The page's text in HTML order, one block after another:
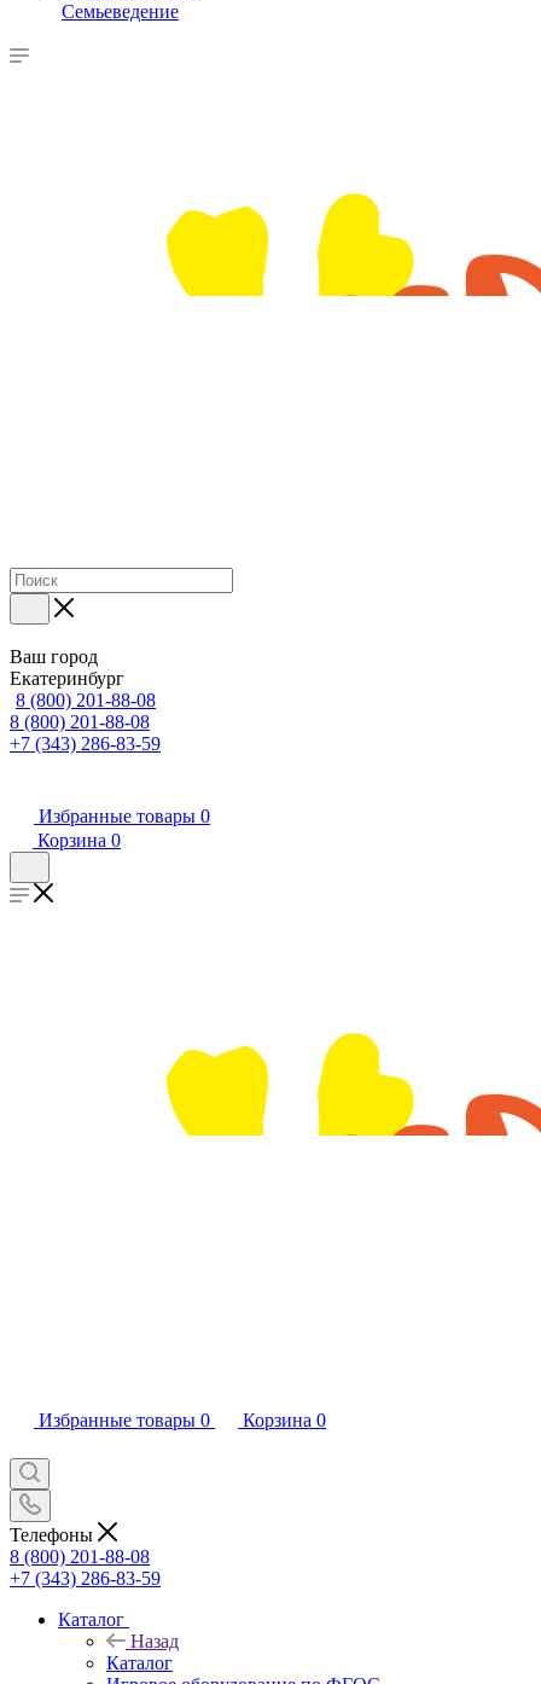
Семьеведение
Ваш город
Екатеринбург
8 (800) 201-88-08
8 (800) 201-88-08
+7 (343) 286-83-59
Избранные товары 0
Корзина 0
Избранные товары 0 Корзина 0
Телефоны
8 (800) 201-88-08
+7 (343) 286-83-59
Каталог
Назад
Каталог